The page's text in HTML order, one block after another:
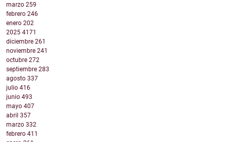
marzo 259
febrero 246
enero 202
2025 4171
diciembre 261
noviembre 241
octubre 272
septiembre 283
agosto 337
julio 416
junio 493
mayo 407
abril 357
marzo 332
febrero 411